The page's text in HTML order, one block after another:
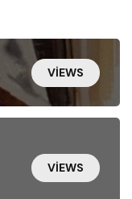
VIEWS
VIEWS